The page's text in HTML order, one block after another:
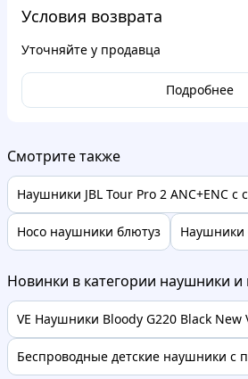
Условия возврата
Уточняйте у продавца
Подробнее
Смотрите также
Наушники JBL Tour Pro 2 ANC+ENC
Hoco наушники блютуз Наушники
Новинки в категории наушники и
VE Наушники Bloody G220 Black
Беспроводные детские наушники с